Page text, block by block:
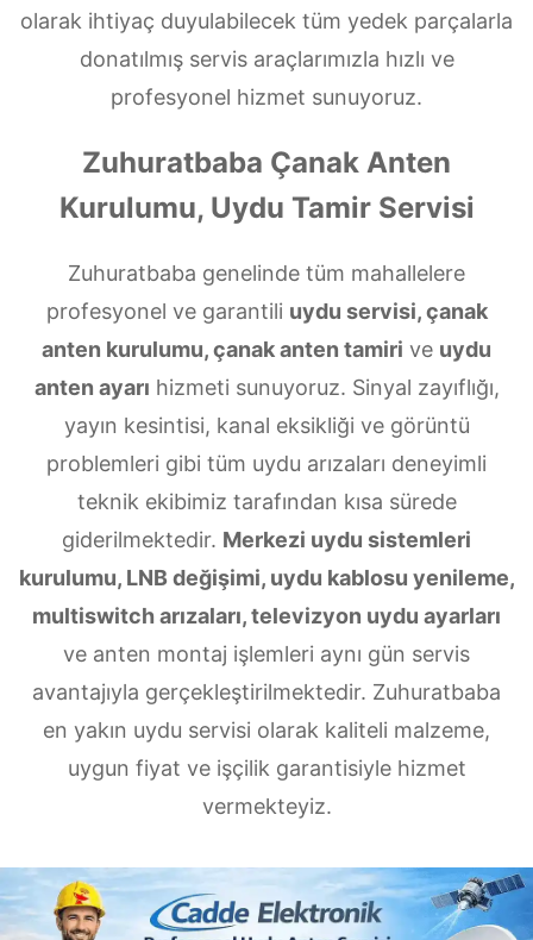
olarak ihtiyaç duyulabilecek tüm yedek parçalarla
donatılmış servis araçlarımızla hızlı ve
profesyonel hizmet sunuyoruz.
Zuhuratbaba Çanak Anten
Kurulumu, Uydu Tamir Servisi
Zuhuratbaba genelinde tüm mahallelere
profesyonel ve garantili uydu servisi, çanak
anten kurulumu, çanak anten tamiri ve uydu
anten ayarı hizmeti sunuyoruz. Sinyal zayıflığı,
yayın kesintisi, kanal eksikliği ve görüntü
problemleri gibi tüm uydu arızaları deneyimli
teknik ekibimiz tarafından kısa sürede
giderilmektedir. Merkezi uydu sistemleri
kurulumu, LNB değişimi, uydu kablosu yenileme,
multiswitch arızaları, televizyon uydu ayarları
ve anten montaj işlemleri aynı gün servis
avantajıyla gerçekleştirilmektedir. Zuhuratbaba
en yakın uydu servisi olarak kaliteli malzeme,
uygun fiyat ve işçilik garantisiyle hizmet
vermekteyiz.